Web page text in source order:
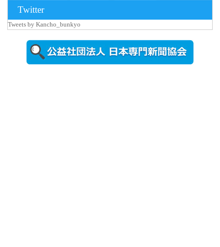
2026年8月5日
更新
農工大で大
Twitter
Tweets by Kancho_bunkyo